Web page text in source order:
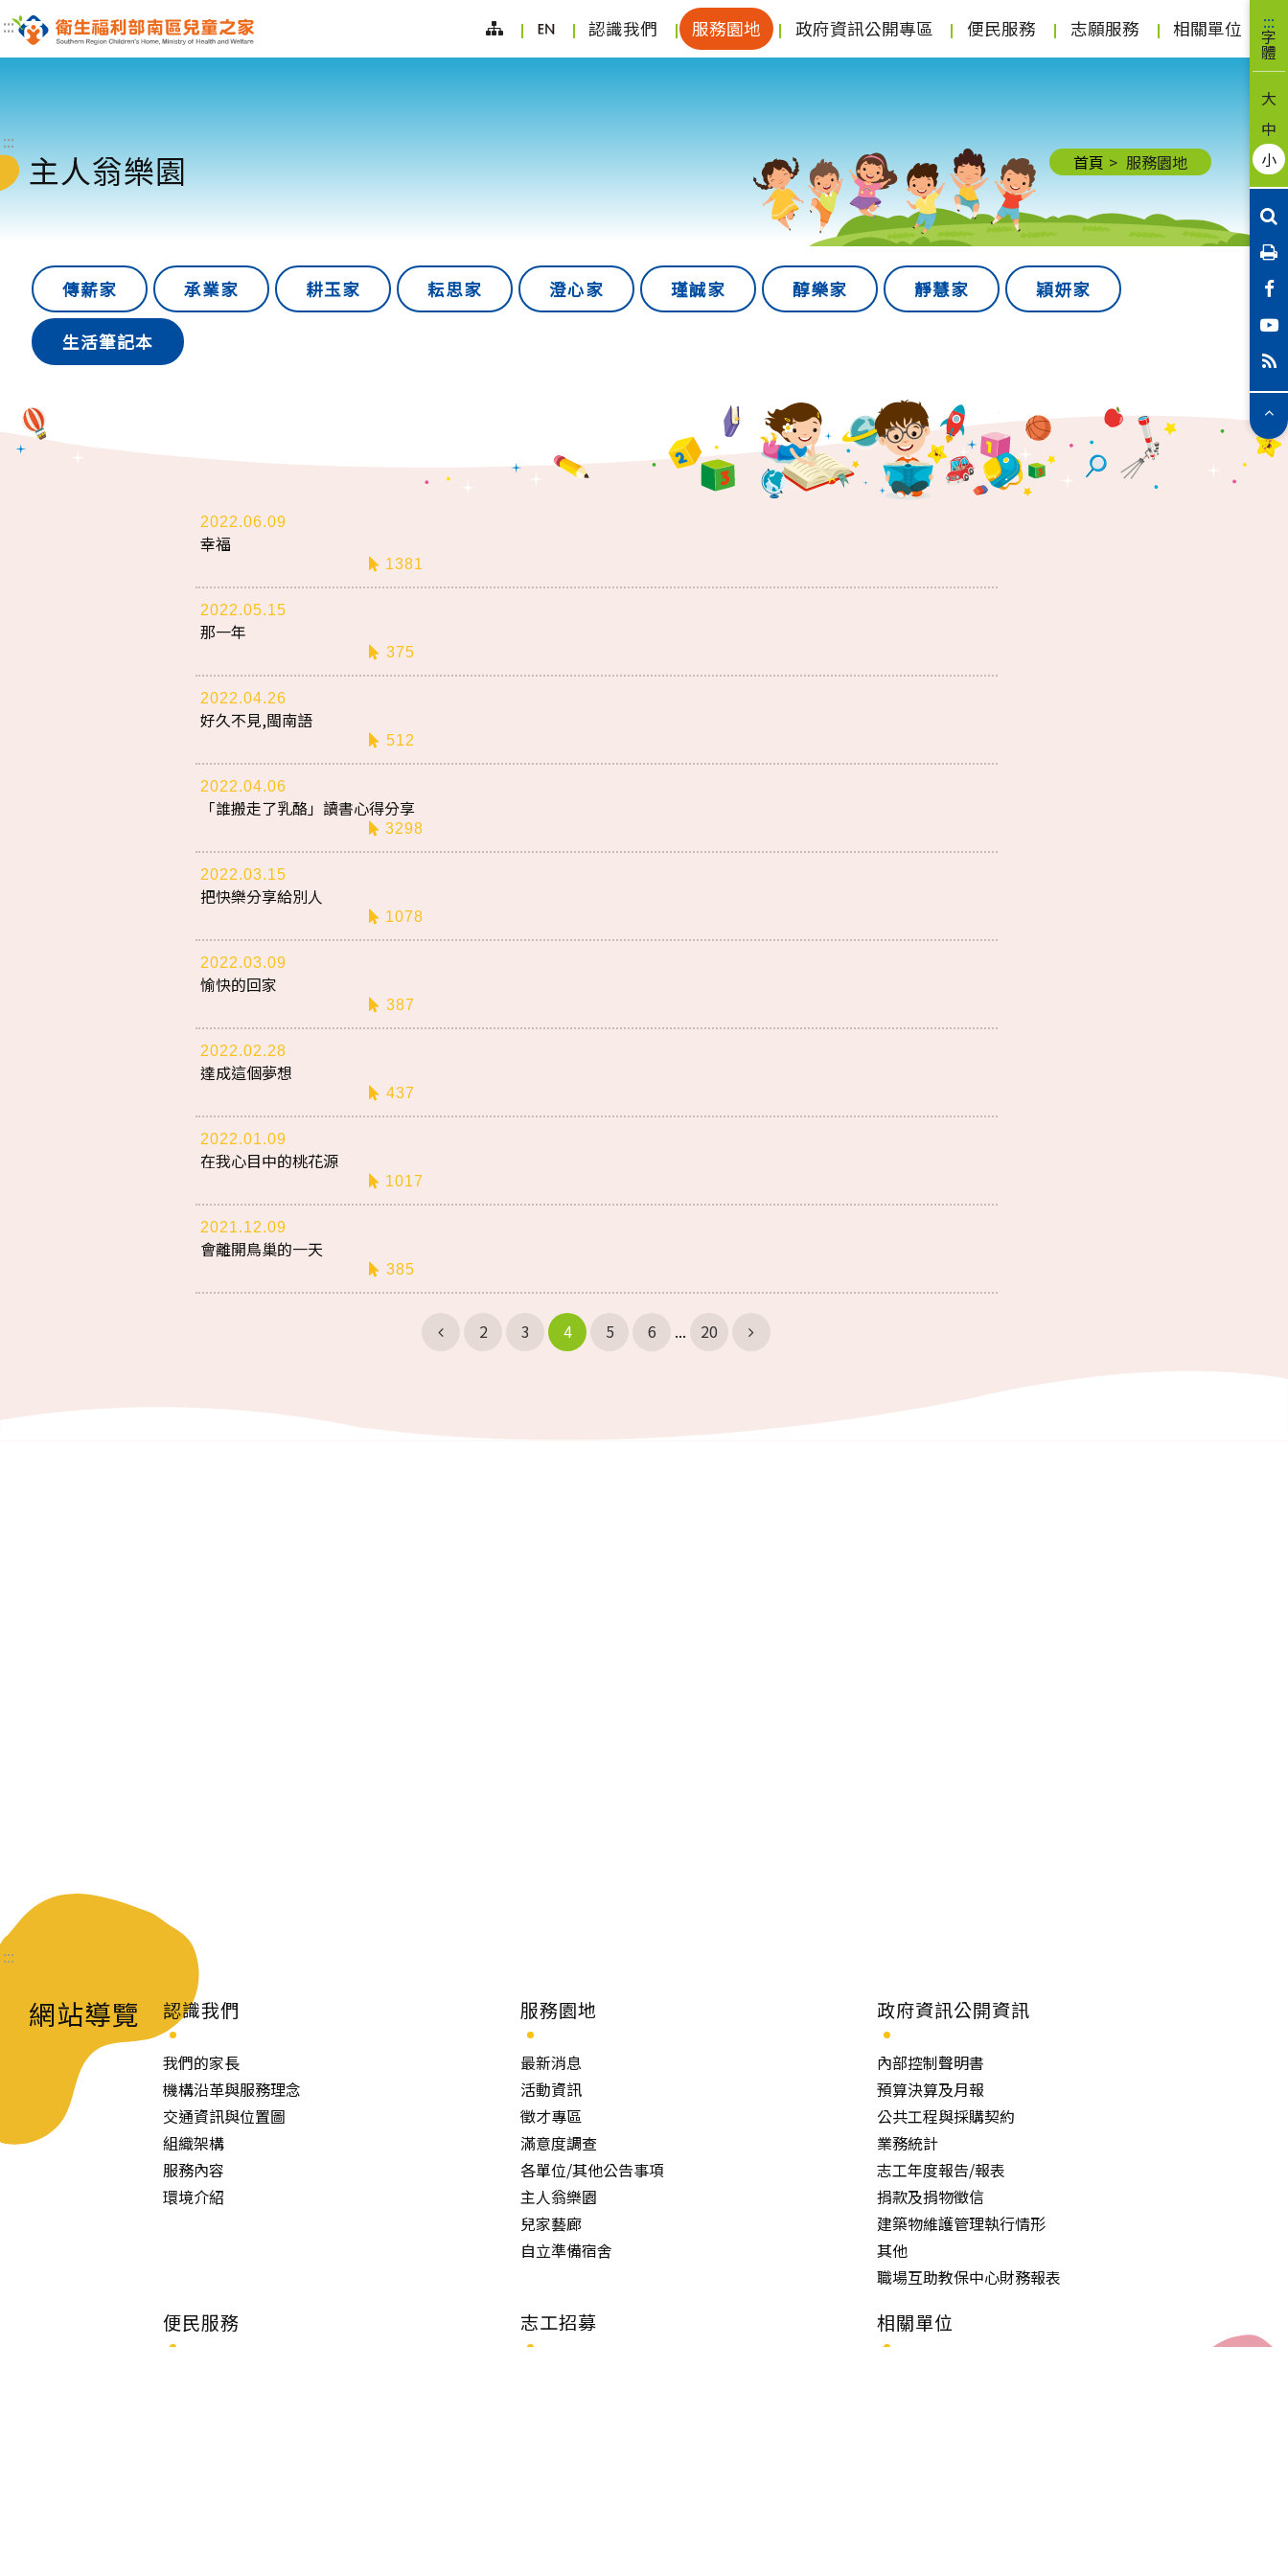
:::
網
站
English認識我們 (按
空
次
選
服務園地(按
空
下
展
次
選
政府資訊公開專區 (按
空
下
展
開
次
選
便民服務 (按
空
向
下
開
次
選
志願服務(按
空
向
下
開
相關單位 :::
字
體
大
中
小
選
單
:::
:::
主人翁樂園 首頁 服務園地
傳薪家 承業家 耕玉家 耘思家 澄心家 瑾誠家 醇樂家 靜慧家 穎妍家
生活筆記本
2022.06.09
幸福
1381
2022.05.15
那一年
375
2022.04.26
好久不見,閩南語
512
2022.04.06
「誰搬走了乳酪」讀書心得分享
3298
2022.03.15
把快樂分享給別人
1078
2022.03.09
愉快的回家
387
2022.02.28
達成這個夢想
437
2022.01.09
在我心目中的桃花源
1017
2021.12.09
會離開鳥巢的一天
385
Previous
2 3 4 5 6 ... 20 Next
:::
網站導覽 認識我們
我們的家長
機構沿革與服務理念
交通資訊與位置圖
組織架構
服務內容
環境介紹
服務園地
最新消息
活動資訊
徵才專區
滿意度調查
各單位/其他公告事項
主人翁樂園
兒家藝廊
自立準備宿舍
政府資訊公開資訊
內部控制聲明書
預算決算及月報
公共工程與採購契約
業務統計
志工年度報告/報表
捐款及捐物徵信
建築物維護管理執行情形
其他
職場互助教保中心財務報表
便民服務 志工招募 相關單位